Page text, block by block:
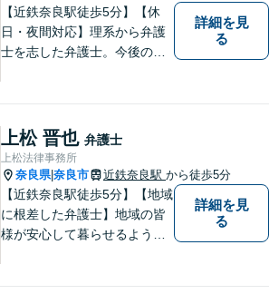
【近鉄奈良駅徒歩5分】【休
日・夜間対応】理系から弁護
士を志した弁護士。今後の生
無料相談をご利用ください。
【Zoom相談可】
詳細を見
る
上松 晋也 弁護士
上松法律事務所
奈良県|奈良市 近鉄奈良駅 から徒歩5分
【近鉄奈良駅徒歩5分】【地域
に根差した弁護士】地域の皆
様が安心して暮らせるように
詳細を見
る